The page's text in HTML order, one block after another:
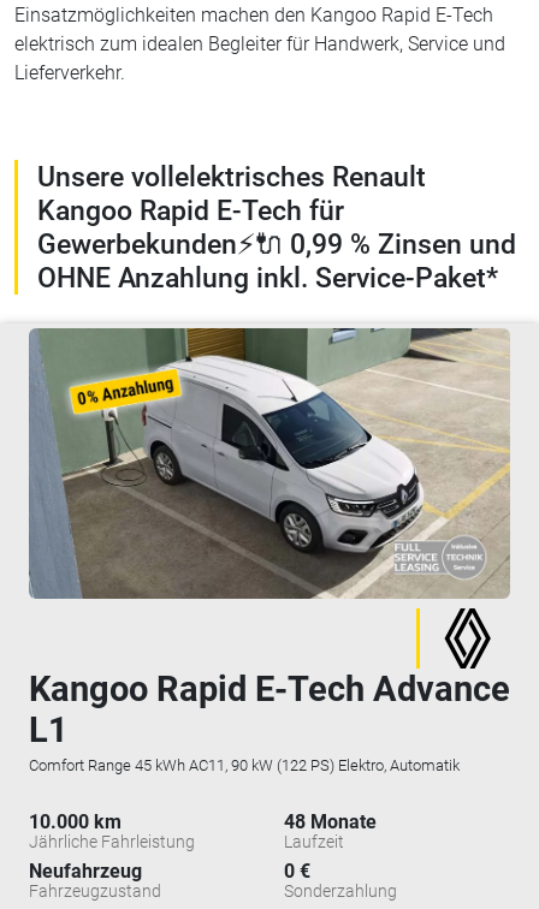
Einsatzmöglichkeiten machen den Kangoo Rapid E-Tech
elektrisch zum idealen Begleiter für Handwerk, Service und
Lieferverkehr.
Unsere vollelektrisches Renault
Kangoo Rapid E-Tech für
Gewerbekunden⚡🔌 0,99 % Zinsen und
OHNE Anzahlung inkl. Service-Paket*
Kangoo Rapid E-Tech Advance
L1
Comfort Range 45 kWh AC11, 90 kW (122 PS) Elektro, Automatik
10.000 km
Jährliche Fahrleistung
48 Monate
Laufzeit
Neufahrzeug
Fahrzeugzustand
0 €
Sonderzahlung